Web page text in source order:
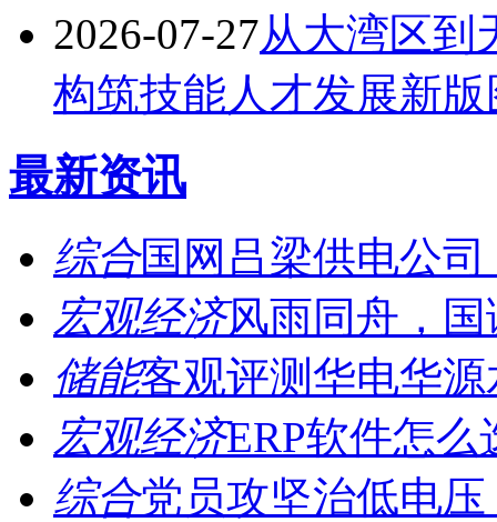
2026-07-27从大湾区到
构筑技能人才发展新版
最新资讯
综合国网吕梁供电公
宏观经济风雨同舟，
储能客观评测华电华
宏观经济ERP软件怎
综合党员攻坚治低电